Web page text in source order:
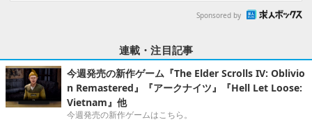
Sponsored by
連載・注目記事
今週発売の新作ゲーム『The Elder Scrolls IV: Oblivio
n Remastered』『アークナイツ』『Hell Let Loose:
Vietnam』他
今週発売の新作ゲームはこちら。